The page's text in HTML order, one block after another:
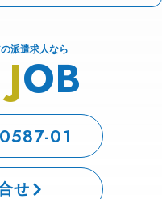
派遣求人なら
JOB
01
せ